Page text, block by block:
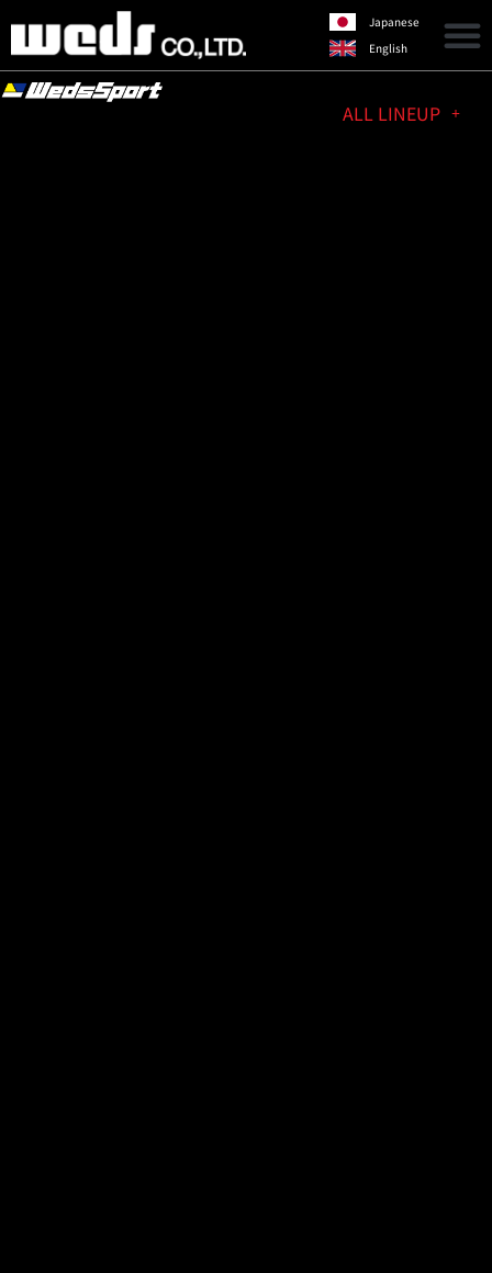
Japanese
English
ALL LINEUP